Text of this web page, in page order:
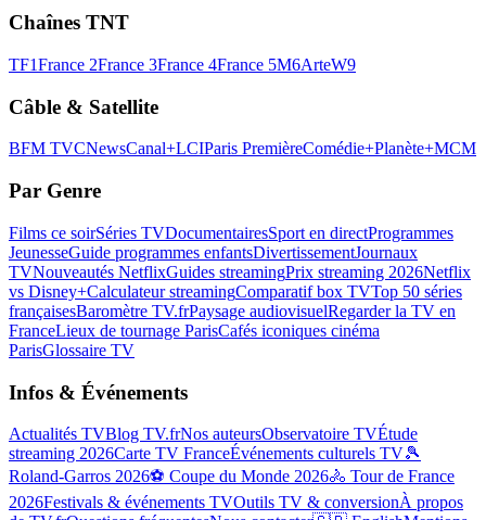
Chaînes TNT
TF1France 2France 3France 4France 5M6ArteW9
Câble & Satellite
BFM TVCNewsCanal+LCIParis PremièreComédie+Planète+MCM
Par Genre
Films ce soirSéries TVDocumentairesSport en directProgrammes
JeunesseGuide programmes enfantsDivertissementJournaux
TVNouveautés NetflixGuides streamingPrix streaming 2026Netflix
vs Disney+Calculateur streamingComparatif box TVTop 50 séries
françaisesBaromètre TV.frPaysage audiovisuelRegarder la TV en
FranceLieux de tournage ParisCafés iconiques cinéma
ParisGlossaire TV
Infos & Événements
Actualités TVBlog TV.frNos auteursObservatoire TVÉtude
streaming 2026Carte TV FranceÉvénements culturels TV🎾
Roland-Garros 2026⚽ Coupe du Monde 2026🚴 Tour de France
2026Festivals & événements TVOutils TV & conversionÀ propos